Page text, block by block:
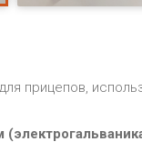
прицепов,